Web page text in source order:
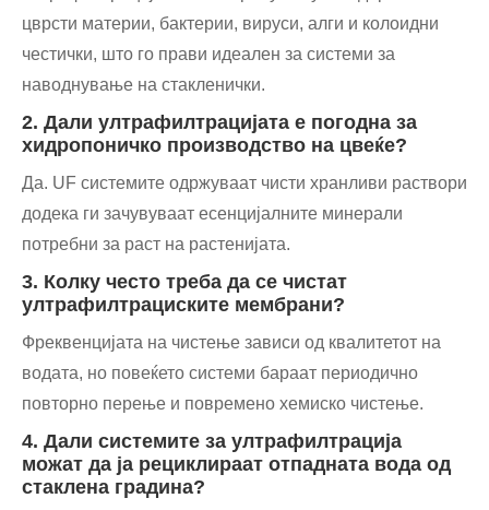
цврсти материи, бактерии, вируси, алги и колоидни
честички, што го прави идеален за системи за
наводнување на стакленички.
2. Дали ултрафилтрацијата е погодна за
хидропоничко производство на цвеќе?
Да. UF системите одржуваат чисти хранливи раствори
додека ги зачувуваат есенцијалните минерали
потребни за раст на растенијата.
3. Колку често треба да се чистат
ултрафилтрациските мембрани?
Фреквенцијата на чистење зависи од квалитетот на
водата, но повеќето системи бараат периодично
повторно перење и повремено хемиско чистење.
4. Дали системите за ултрафилтрација
можат да ја рециклираат отпадната вода од
стаклена градина?